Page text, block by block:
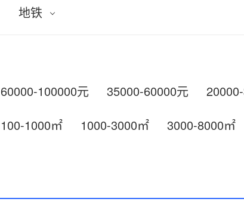
地铁
60000-100000元 35000-60000元
100-1000㎡ 1000-3000㎡ 3000-8000㎡